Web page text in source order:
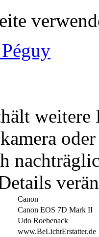
Canon
Canon EOS 7D Mark II
Udo Roebenack
www.BeLichtErstatter.de